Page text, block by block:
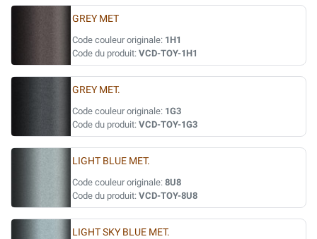
GREY MET
Code couleur originale: 1H1
Code du produit: VCD-TOY-1H1
GREY MET.
Code couleur originale: 1G3
Code du produit: VCD-TOY-1G3
LIGHT BLUE MET.
Code couleur originale: 8U8
Code du produit: VCD-TOY-8U8
LIGHT SKY BLUE MET.